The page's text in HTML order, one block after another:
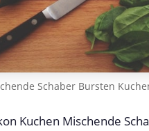
Schaber Bursten
Kuchen Mischende